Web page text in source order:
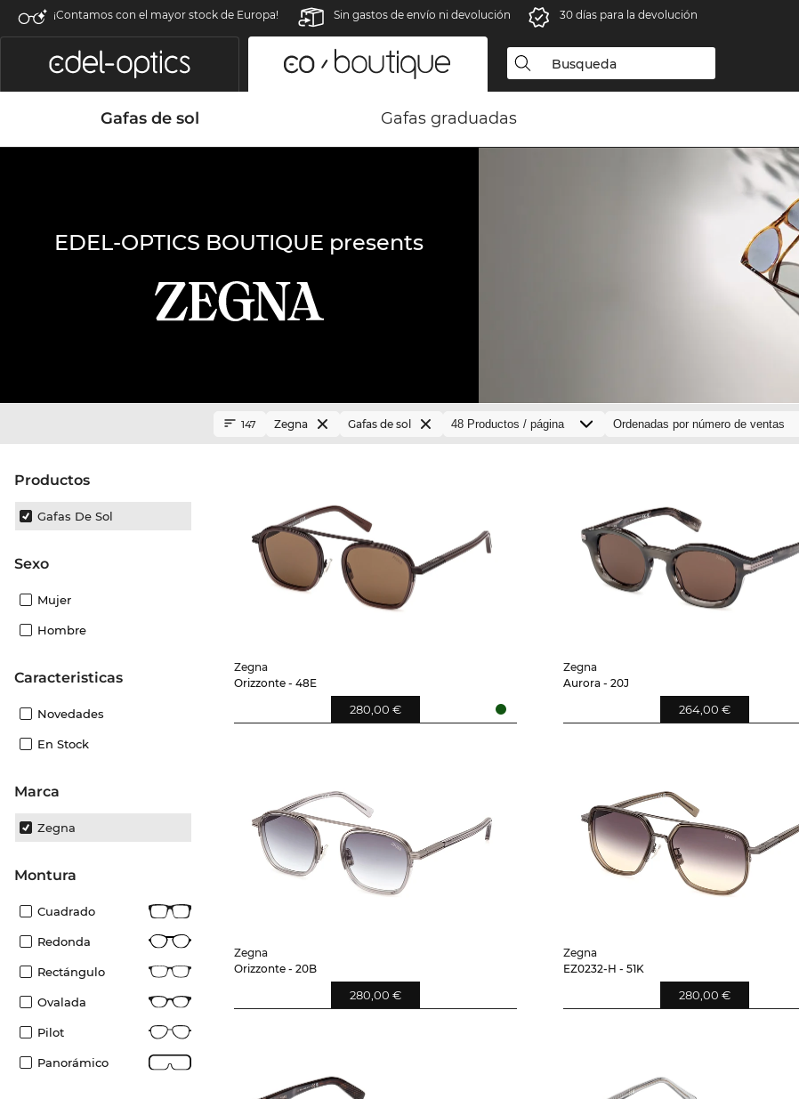
¡Contamos con el mayor stock de Europa! Sin gastos de envío ni devolución 30 días para la devolución
Gafas de sol Gafas graduadas
EDEL-OPTICS BOUTIQUE presents
Productos
Gafas De Sol
Sexo
Mujer
Hombre
Caracteristicas
Novedades
En Stock
Marca
Zegna
Montura
Cuadrado
Redonda
Rectángulo
Ovalada
Pilot
Panorámico
147 Zegna Gafas de sol
Zegna
Orizzonte - 48E
280,00 €
Zegna
Aurora - 20J
264,00 €
Zegna
Orizzonte - 20B
280,00 €
Zegna
EZ0232-H - 51K
280,00 €